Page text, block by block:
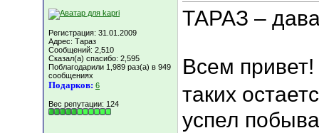
Регистрация: 31.01.2009
Адрес: Тараз
Сообщений: 2,510
Сказал(а) спасибо: 2,595
Поблагодарили 1,989 раз(а) в 949
сообщениях
Подарков: 6
Вес репутации: 124
ТАРАЗ –
Всем
таких
успел